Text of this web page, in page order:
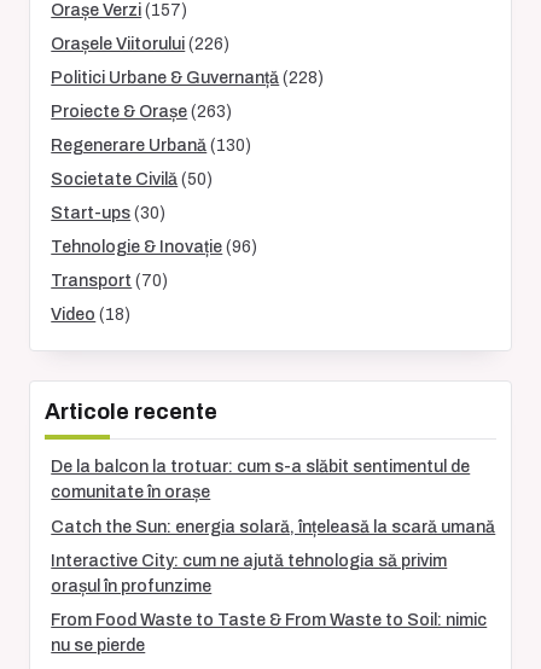
Orașe Verzi (157)
Orașele Viitorului (226)
Politici Urbane & Guvernanță (228)
Proiecte & Orașe (263)
Regenerare Urbană (130)
Societate Civilă (50)
Start-ups (30)
Tehnologie & Inovație (96)
Transport (70)
Video (18)
Articole recente
De la balcon la trotuar: cum s-a slăbit sentimentul de
comunitate în orașe
Catch the Sun: energia solară, înțeleasă la scară umană
Interactive City: cum ne ajută tehnologia să privim
orașul în profunzime
From Food Waste to Taste & From Waste to Soil: nimic
nu se pierde